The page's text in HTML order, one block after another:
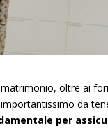
oltre ai
importantissimo da
per